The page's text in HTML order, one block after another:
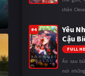
chân
loại đến
#4
Yêu
Cậu
FULL
Ẩn sau
nơi